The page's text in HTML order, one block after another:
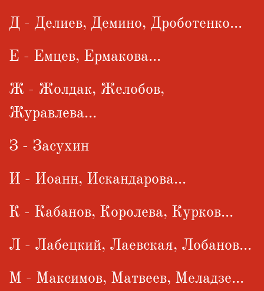
Д - Делиев, Демино, Дроботенко...
Е - Емцев, Ермакова...
Ж - Жолдак, Желобов,
Журавлева...
З - Засухин
И - Иоанн, Искандарова...
К - Кабанов, Королева, Курков...
Л - Лабецкий, Лаевская, Лобанов...
М - Максимов, Матвеев, Меладзе...